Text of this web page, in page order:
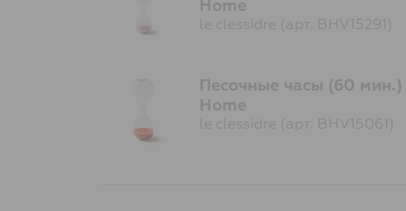
Home
le clessidre (арт. BHV15291)
Песочные часы (60
Home
le clessidre (арт. BHV15061)